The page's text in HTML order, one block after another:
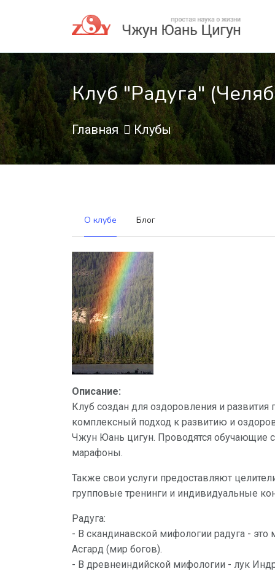
Клуб "Радуга"
Главная Клубы
О клубе Блог
Описание:
Клуб создан для оздоровления и
комплексный подход к развитию и
Чжун Юань цигун. Проводятся обучающие
марафоны.
Также свои услуги предоставляют
групповые тренинги и индивидуальные
Радуга:
- В скандинавской мифологии радуга -
Асгард (мир богов).
- В древнеиндийской мифологии - лук